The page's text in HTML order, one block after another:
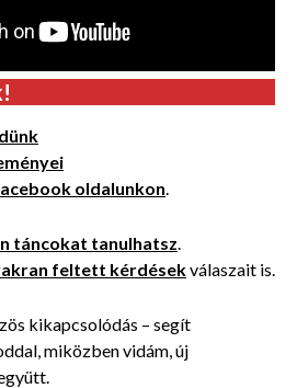
oldalunkon.
táncokat tanulhatsz.
feltett kérdésekválaszait is.
kikapcsolódás – segít
miközben vidám, új